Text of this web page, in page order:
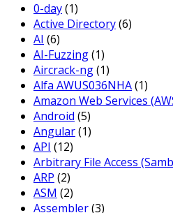
0-day(1)
Active Directory(6)
AI (6)
AI-Fuzzing(1)
Aircrack-ng(1)
Alfa AWUS036NHA(1)
Amazon Web Services
Android (5)
Angular(1)
API (12)
Arbitrary File Access
ARP (2)
ASM (2)
Assembler(3)